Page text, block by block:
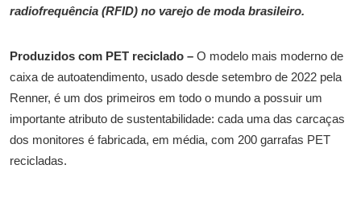
radiofrequência (RFID) no varejo de moda brasileiro.
Produzidos com PET reciclado – O modelo mais moderno de
caixa de autoatendimento, usado desde setembro de 2022 pela
Renner, é um dos primeiros em todo o mundo a possuir um
importante atributo de sustentabilidade: cada uma das carcaças
dos monitores é fabricada, em média, com 200 garrafas PET
recicladas.